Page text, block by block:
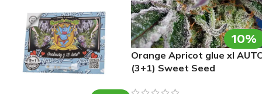
10%
Orange Apricot glue xl
(3+1) Sweet Seed